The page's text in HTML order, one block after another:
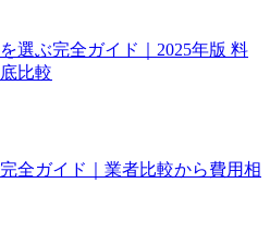
選ぶ完全ガイド｜2025年版 料
比較
全ガイド｜業者比較から費用相